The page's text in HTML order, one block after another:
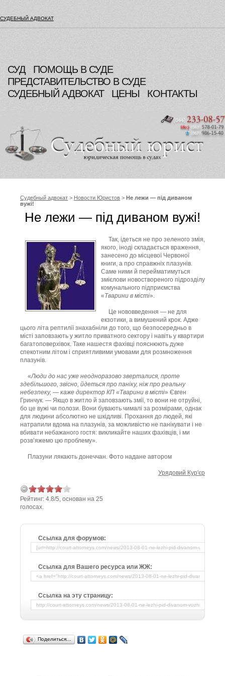
СУДЕБНЫЙ АДВОКАТ
СУД
ПОМОЩЬ В СУДЕ
ПРЕДСТАВИТЕЛЬСТВО В СУДЕ
СУДЕБНЫЙ АДВОКАТ
ЦЕНЫ КОНТАКТЫ
Судебный адвокат > Новости Юристов > Не лежи — під диваном
вужі!
Не лежи — під диваном вужі!
Так, ідеться не про зеленого змія,
якого, іноді складається враження,
занесено до місцевої Червоної
книги, а про справжніх плазунів.
Саме ними й перейматимуться
змієлови новоствореного підрозділу
комунального підприємства
«Тварини в місті».
Це нововведення — не для
екзотики, а вимушений крок. Адже
цього літа рептилії знахабніли до того, що безпосередньо в
місті заповзають у житло приватного сектору і навіть у квартири
багатоповерхівок. Таке нашестя фахівці пояснюють дуже
спекотним літом і сприятливими умовами для розмноження
плазунів.
«Люди до нас уже неодноразово зверталися, проте
здебільшого, звісно, йдеться про паніку, ніж про реальну
небезпеку, — каже директор КП «Тварини в місті» Євген
Гринчук. — Якщо в житло й заповзають змії, то вони не отруйні,
бо це вужі чи полози. Вони бувають чималі за розмірами, однак
для людини абсолютно не шкідливі. Прохання до людей, які
натрапили вдома на плазунів, за можливістю не панікувати і не
вбивати небажаного гостя: викликайте наших фахівців, і ми
розв’яжемо цю проблему».
Плазуни лякають донеччан. Фото надане автором
Урядовий Кур'єр
Рейтинг: 4.8/5, основан на 25
голосах.
Ссылка для форумов:
Ссылка для Вашего ресурса или ЖЖ:
Ссылка на эту страницу:
Поделиться…